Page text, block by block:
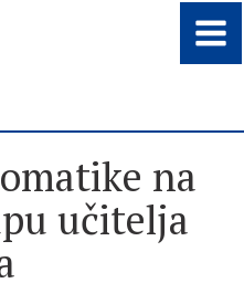
na
učitelja